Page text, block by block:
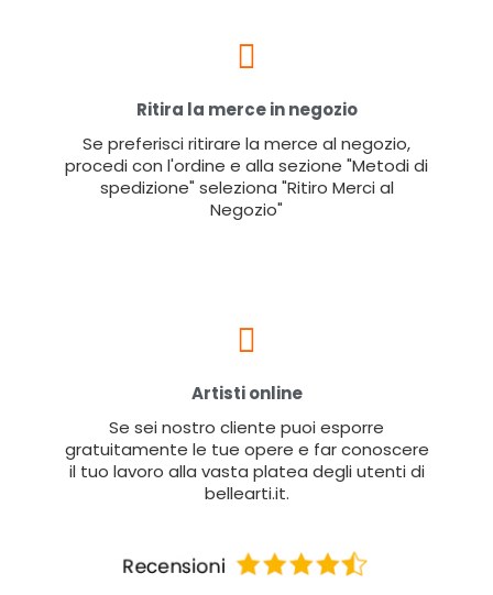
Ritira la merce in negozio
Se preferisci ritirare la merce al negozio,
procedi con l'ordine e alla sezione "Metodi di
spedizione" seleziona "Ritiro Merci al
Negozio"
Artisti online
Se sei nostro cliente puoi esporre
gratuitamente le tue opere e far conoscere
il tuo lavoro alla vasta platea degli utenti di
bellearti.it.